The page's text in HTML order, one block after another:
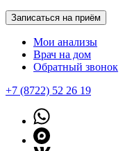
Записаться на приём
Мои анализы
Врач на дом
Обратный звонок
+7 (8722) 52 26 19